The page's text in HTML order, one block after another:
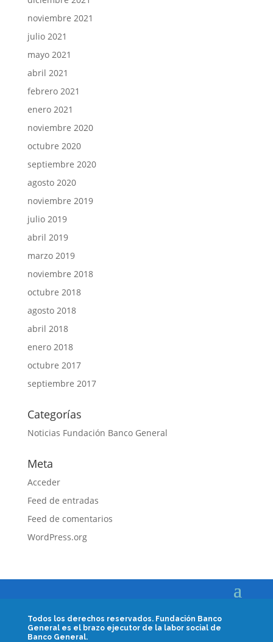
noviembre 2021
julio 2021
mayo 2021
abril 2021
febrero 2021
enero 2021
noviembre 2020
octubre 2020
septiembre 2020
agosto 2020
noviembre 2019
julio 2019
abril 2019
marzo 2019
noviembre 2018
octubre 2018
agosto 2018
abril 2018
enero 2018
octubre 2017
septiembre 2017
Categorías
Noticias Fundación Banco General
Meta
Acceder
Feed de entradas
Feed de comentarios
WordPress.org
Todos los derechos reservados. Fundación Banco
General es el brazo ejecutor de la labor social de
Banco General.